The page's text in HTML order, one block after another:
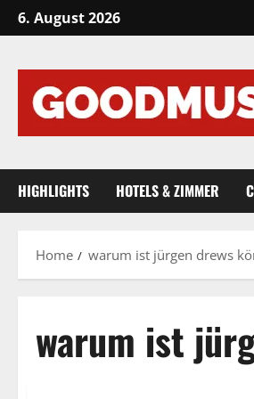
Skip
to
6. August 2026
HIGHLIGHTS HOTELS & ZIMMER
Home warum ist jürgen drews
warum ist